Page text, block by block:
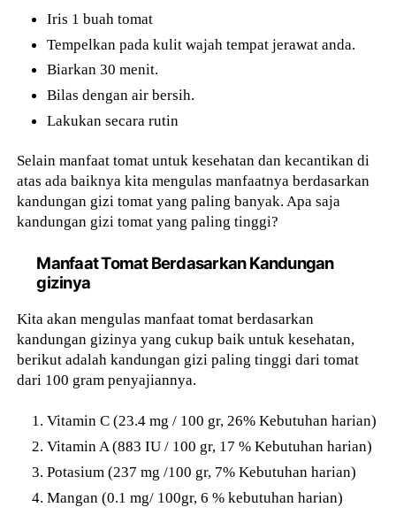
Iris 1 buah tomat
Tempelkan pada kulit wajah tempat jerawat anda.
Biarkan 30 menit.
Bilas dengan air bersih.
Lakukan secara rutin
Selain manfaat tomat untuk kesehatan dan kecantikan di
atas ada baiknya kita mengulas manfaatnya berdasarkan
kandungan gizi tomat yang paling banyak. Apa saja
kandungan gizi tomat yang paling tinggi?
Manfaat Tomat Berdasarkan Kandungan
gizinya
Kita akan mengulas manfaat tomat berdasarkan
kandungan gizinya yang cukup baik untuk kesehatan,
berikut adalah kandungan gizi paling tinggi dari tomat
dari 100 gram penyajiannya.
Vitamin C (23.4 mg / 100 gr, 26% Kebutuhan harian)
Vitamin A (883 IU / 100 gr, 17 % Kebutuhan harian)
Potasium (237 mg /100 gr, 7% Kebutuhan harian)
Mangan (0.1 mg/ 100gr, 6 % kebutuhan harian)